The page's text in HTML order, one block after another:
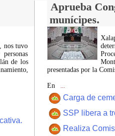
Aprueba
munícipes.
nos tuvo
de los
presentadas por la
En
Carga de
SSP libera a
Realiza